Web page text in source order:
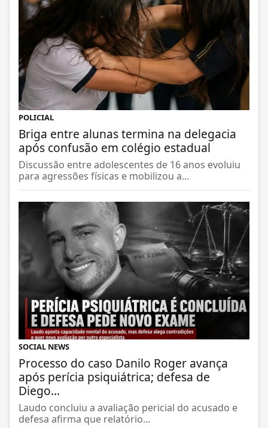
POLICIAL
Briga entre alunas termina na delegacia
após confusão em colégio estadual
Discussão entre adolescentes de 16 anos evoluiu
para agressões físicas e mobilizou a...
SOCIAL NEWS
Processo do caso Danilo Roger avança
após perícia psiquiátrica; defesa de
Diego...
Laudo concluiu a avaliação pericial do acusado e
defesa afirma que relatório...